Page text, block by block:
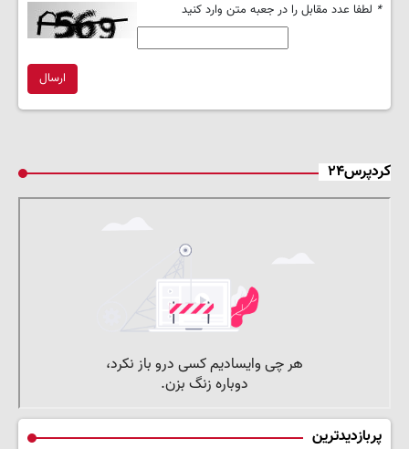
* لطفا عدد مقابل را در جعبه متن وارد کنید
ارسال
کردپرس۲۴
پربازدیدترین